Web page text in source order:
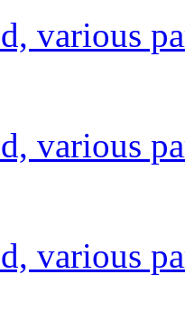
various
various
various